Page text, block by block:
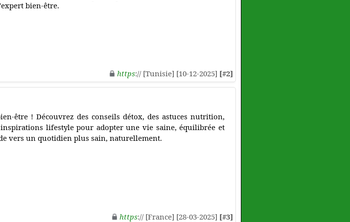
bien-être.
https:// [Tunisie] [10-12-2025] [#2]
être ! Découvrez des conseils détox, des astuces nutrition,
inspirations lifestyle pour adopter une vie saine, équilibrée et
vers un quotidien plus sain, naturellement.
https:// [France] [28-03-2025] [#3]